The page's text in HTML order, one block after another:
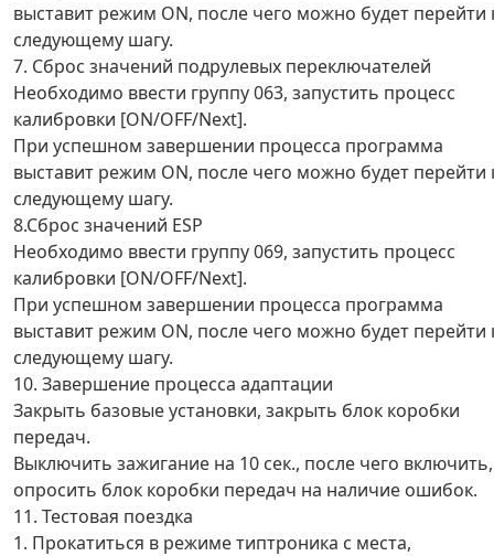
выставит режим ON, после чего можно будет перейти
следующему шагу.
7. Сброс значений подрулевых переключателей
Необходимо ввести группу 063, запустить процесс
калибровки [ON/OFF/Next].
При успешном завершении процесса программа
выставит режим ON, после чего можно будет перейти
следующему шагу.
8.Сброс значений ESP
Необходимо ввести группу 069, запустить процесс
калибровки [ON/OFF/Next].
При успешном завершении процесса программа
выставит режим ON, после чего можно будет перейти
следующему шагу.
10. Завершение процесса адаптации
Закрыть базовые установки, закрыть блок коробки
передач.
Выключить зажигание на 10 сек., после чего включить,
опросить блок коробки передач на наличие ошибок.
11. Тестовая поездка
1. Прокатиться в режиме типтроника с места,